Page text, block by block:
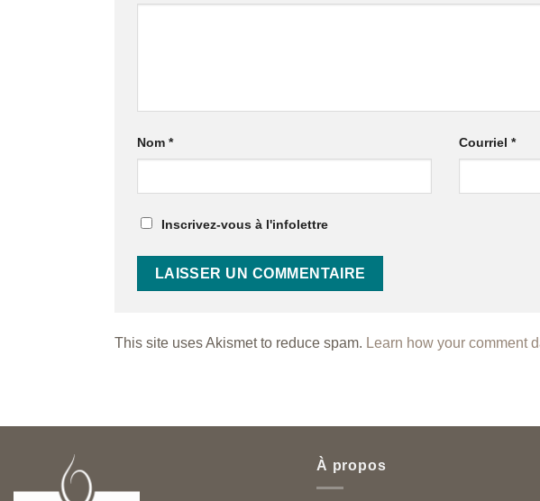
Nom * Courriel *
Inscrivez-vous à l'infolettre
This site uses Akismet to reduce spam. Learn how your comment
À propos